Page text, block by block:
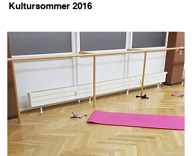
Kultursommer 2016